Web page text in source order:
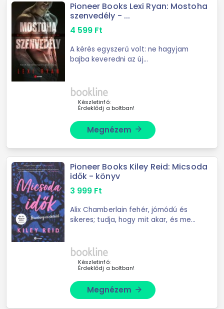
Pioneer Books Lexi Ryan: Mostoha
szenvedély - ...
4 599 Ft
A kérés egyszerű volt: ne hagyjam
bajba keveredni az új
azt mondta, csendes, művészlélek
egyetemista, zűrös múlttal. ...
Készletinfó:
Érdeklődj a boltban!
Megnézem arrow_forward
Pioneer Books Kiley Reid: Micsoda
idők - könyv
3 999 Ft
Alix Chamberlain fehér, jómódú és
sikeres; tudja, hogy mit akar, és meg
önbizalmának növelésére építi. Emira
Készletinfó:
Érdeklődj a boltban!
Megnézem arrow_forward